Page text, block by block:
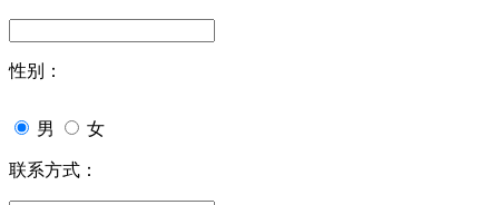
性别：
男 女
联系方式：